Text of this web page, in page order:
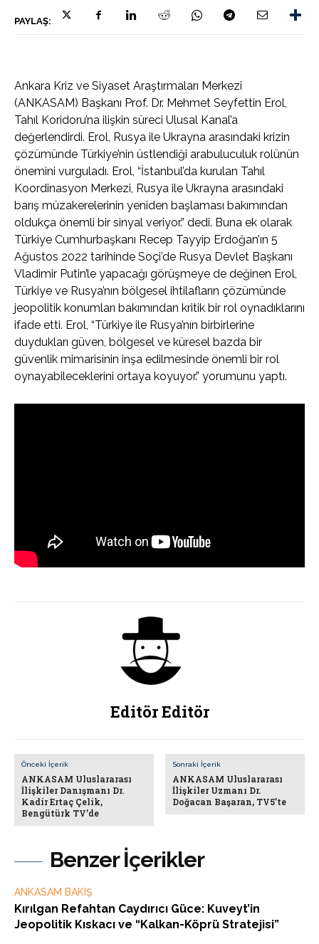
PAYLAŞ:
Benzer İçerikler
ANKASAM BAKIŞ
Kırılgan Refahtan Caydırıcı Güce: Kuveyt’in
Jeopolitik Kıskacı ve “Kalkan-Köprü Stratejisi”
Ankara Kriz ve Siyaset Araştırmaları Merkezi
(ANKASAM) Başkanı Prof. Dr. Mehmet Seyfettin Erol,
Tahıl Koridoru’na ilişkin süreci Ulusal Kanal’a
değerlendirdi. Erol, Rusya ile Ukrayna arasındaki krizin
çözümünde Türkiye’nin üstlendiği arabuluculuk rolünün
önemini vurguladı. Erol, “İstanbul’da kurulan Tahıl
Koordinasyon Merkezi, Rusya ile Ukrayna arasındaki
barış müzakerelerinin yeniden başlaması bakımından
oldukça önemli bir sinyal veriyor.” dedi. Buna ek olarak
Türkiye Cumhurbaşkanı Recep Tayyip Erdoğan’ın 5
Ağustos 2022 tarihinde Soçi’de Rusya Devlet Başkanı
Vladimir Putin’le yapacağı görüşmeye de değinen Erol,
Türkiye ve Rusya’nın bölgesel ihtilafların çözümünde
jeopolitik konumları bakımından kritik bir rol oynadıklarını
ifade etti. Erol, “Türkiye ile Rusya’nın birbirlerine
duydukları güven, bölgesel ve küresel bazda bir
güvenlik mimarisinin inşa edilmesinde önemli bir rol
oynayabileceklerini ortaya koyuyor.” yorumunu yaptı.
Editör Editör
Önceki İçerik
ANKASAM Uluslararası
İlişkiler Danışmanı Dr.
Kadir Ertaç Çelik,
Bengütürk TV’de
Sonraki İçerik
ANKASAM Uluslararası
İlişkiler Uzmanı Dr.
Doğacan Başaran, TV5’te